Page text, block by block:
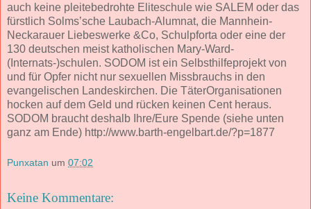
auch keine pleitebedrohte Eliteschule wie SALEM oder das
fürstlich Solms’sche Laubach-Alumnat, die Mannhein-
Neckarauer Liebeswerke &Co, Schulpforta oder eine der
130 deutschen meist katholischen Mary-Ward-
(Internats-)schulen. SODOM ist ein Selbsthilfeprojekt von
und für Opfer nicht nur sexuellen Missbrauchs in den
evangelischen Landeskirchen. Die TäterOrganisationen
hocken auf dem Geld und rücken keinen Cent heraus.
SODOM braucht deshalb Ihre/Eure Spende (siehe unten
ganz am Ende) http://www.barth-engelbart.de/?p=1877
Punxatan um 07:02
Keine Kommentare: